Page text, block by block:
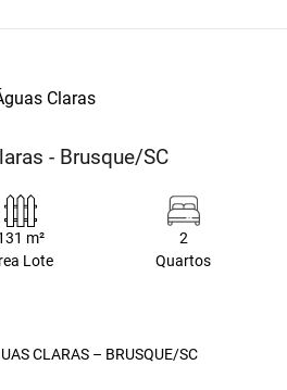
Claras
- Brusque/SC
m²
Lote
2
Quartos
CLARAS – BRUSQUE/SC